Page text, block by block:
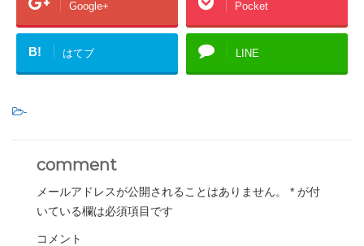
Google+ Pocket
B! はてブ LINE
-
comment
メールアドレスが公開されることはありません。 * が付
いている欄は必須項目です
コメント